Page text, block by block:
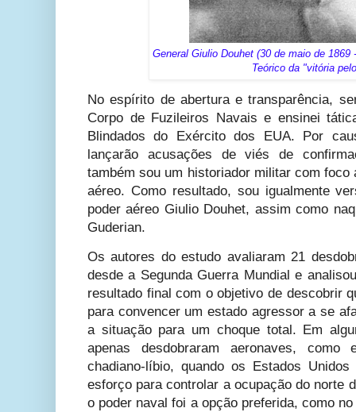
General Giulio Douhet (30 de maio de 1869
Teórico da "vitória
No espírito de abertura e transparência,
Corpo de Fuzileiros Navais e ensinei
Blindados do Exército dos EUA. Por
lançarão acusações de viés de
também sou um historiador militar com foco
aéreo. Como resultado, sou igualmente
poder aéreo Giulio Douhet, assim como
Guderian.
Os autores do estudo avaliaram 21
desde a Segunda Guerra Mundial e
resultado final com o objetivo de descobrir
para convencer um estado agressor a se
a situação para um choque total. Em
apenas desdobraram aeronaves,
chadiano-líbio, quando os Estados
esforço para controlar a ocupação do norte
o poder naval foi a opção preferida, como